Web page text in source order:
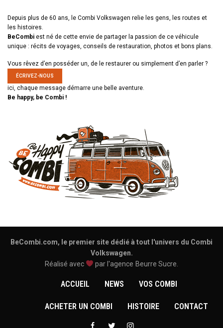
Depuis plus de 60 ans, le Combi Volkswagen relie les gens, les routes et
les histoires.
BeCombi est né de cette envie de partager la passion de ce véhicule
unique : récits de voyages, conseils de restauration, photos et bons plans.
Vous rêvez d’en posséder un, de le restaurer ou simplement d’en parler ?
ÉCRIVEZ-NOUS
ici, chaque message démarre une belle aventure.
Be happy, be Combi !
BeCombi.com, le premier site dédié à tout l'univers du Combi
Volkswagen.
Réalisé avec
par l'agence Beurre Sucre
ACCUEIL NEWS VOS COMBI
ACHETER UN COMBI HISTOIRE CONTACT